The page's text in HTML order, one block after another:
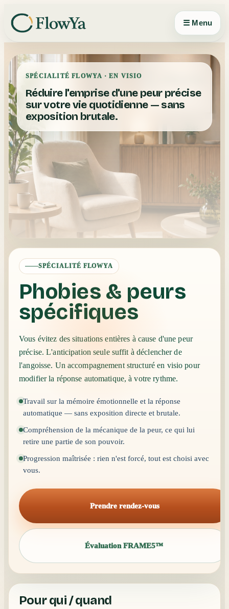
☰ Menu
SPÉCIALITÉ FLOWYA · EN VISIO
Réduire l'emprise d'une peur précise
sur votre vie quotidienne — sans
exposition brutale.
SPÉCIALITÉ FLOWYA
Phobies & peurs
spécifiques
Vous évitez des situations entières à cause d'une peur
précise. L'anticipation seule suffit à déclencher de
l'angoisse. Un accompagnement structuré en visio pour
modifier la réponse automatique, à votre rythme.
Travail sur la mémoire émotionnelle et la réponse
automatique — sans exposition directe et brutale.
Compréhension de la mécanique de la peur, ce qui lui
retire une partie de son pouvoir.
Progression maîtrisée : rien n'est forcé, tout est choisi avec
vous.
Prendre rendez-vous
Évaluation FRAME5™
Pour qui / quand